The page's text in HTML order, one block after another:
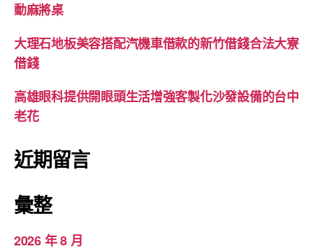
動麻將桌
大理石地板美容搭配汽機車借款的新竹借錢合法大寮
借錢
高雄眼科提供開眼頭生活增強客製化沙發設備的台中
老花
近期留言
彙整
2026 年 8 月